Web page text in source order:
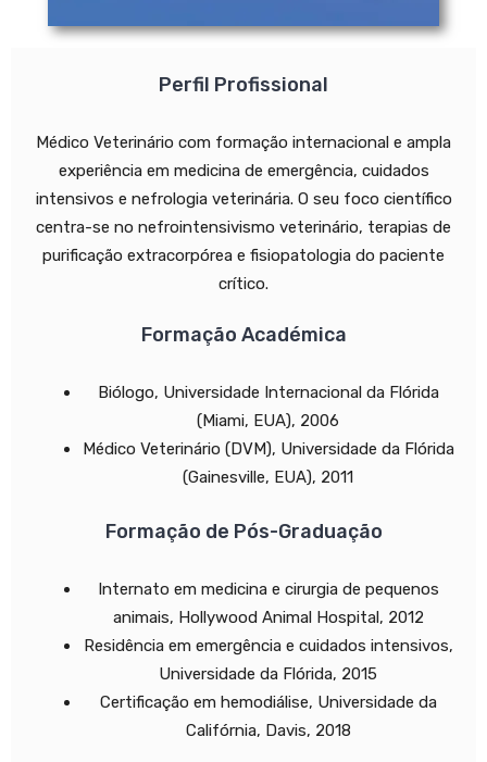
Perfil Profissional
Médico Veterinário com formação internacional e ampla
experiência em medicina de emergência, cuidados
intensivos e nefrologia veterinária. O seu foco científico
centra-se no nefrointensivismo veterinário, terapias de
purificação extracorpórea e fisiopatologia do paciente
crítico.
Formação Académica
Biólogo, Universidade Internacional da Flórida
(Miami, EUA), 2006
Médico Veterinário (DVM), Universidade da Flórida
(Gainesville, EUA), 2011
Formação de Pós-Graduação
Internato em medicina e cirurgia de pequenos
animais, Hollywood Animal Hospital, 2012
Residência em emergência e cuidados intensivos,
Universidade da Flórida, 2015
Certificação em hemodiálise, Universidade da
Califórnia, Davis, 2018